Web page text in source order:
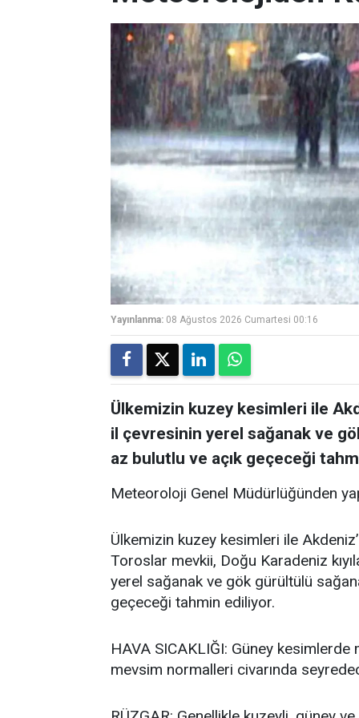
Yayınlanma: 08 Ağustos 2026 Cumartesi 00:16
Ülkemizin kuzey kesimleri ile
il çevresinin yerel sağanak ve
az bulutlu ve açık geçeceği
Meteoroloji Genel Müdürlüğünden
Ülkemizin kuzey kesimleri ile
Toroslar mevkii, Doğu Karadeniz
yerel sağanak ve gök gürültülü
geçeceği tahmin ediliyor.
HAVA SICAKLIĞI: Güney
mevsim normalleri civarında